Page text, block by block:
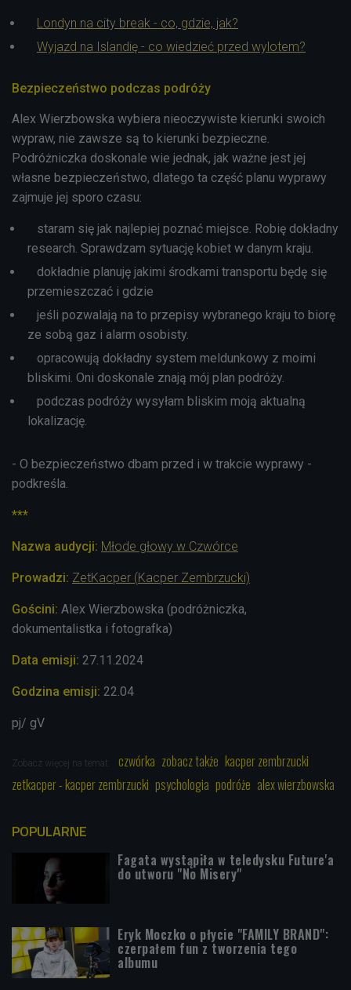
Londyn na city break - co, gdzie, jak?
Wyjazd na Islandię - co wiedzieć przed wylotem?
Bezpieczeństwo podczas podróży
Alex Wierzbowska wybiera nieoczywiste kierunki swoich
wypraw, nie zawsze są to kierunki bezpieczne.
Podróżniczka doskonale wie jednak, jak ważne jest jej
własne bezpieczeństwo, dlatego ta część planu wyprawy
zajmuje jej sporo czasu:
staram się jak najlepiej poznać miejsce. Robię dokładny
research. Sprawdzam sytuację kobiet w danym kraju.
dokładnie planuję jakimi środkami transportu będę się
przemieszczać i gdzie
jeśli pozwalają na to przepisy wybranego kraju to biorę
ze sobą gaz i alarm osobisty.
opracowują dokładny system meldunkowy z moimi
bliskimi. Oni doskonale znają mój plan podróży.
podczas podróży wysyłam bliskim moją aktualną
lokalizację.
- O bezpieczeństwo dbam przed i w trakcie wyprawy -
podkreśla.
***
Nazwa audycji: Młode głowy w Czwórce
Prowadzi: ZetKacper (Kacper Zembrzucki)
Gościni: Alex Wierzbowska (podróżniczka,
dokumentalistka i fotografka)
Data emisji: 27.11 .2024
Godzina emisji: 22.04
pj/ gV
Zobacz więcej na temat: czwórka zobacz także kacper zembrzucki
zetkacper - kacper zembrzucki psychologia podróże alex wierzbowska
POPULARNE
Fagata wystąpiła w teledysku Future'a
do utworu "No Misery"
Eryk Moczko o płycie "FAMILY BRAND":
czerpałem fun z tworzenia tego
albumu